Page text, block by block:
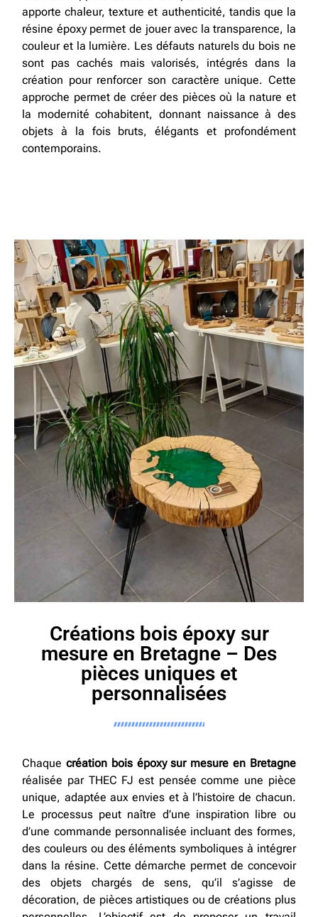
apporte chaleur, texture et authenticité, tandis que la
résine époxy permet de jouer avec la transparence, la
couleur et la lumière. Les défauts naturels du bois ne
sont pas cachés mais valorisés, intégrés dans la
création pour renforcer son caractère unique. Cette
approche permet de créer des pièces où la nature et
la modernité cohabitent, donnant naissance à des
objets à la fois bruts, élégants et profondément
contemporains.
Créations bois époxy sur
mesure en Bretagne – Des
pièces uniques et
personnalisées
Chaquecréation bois époxy sur mesure en Bretagne
réalisée par THEC FJ est pensée comme une pièce
unique, adaptée aux envies et à l’histoire de chacun.
Le processus peut naître d’une inspiration libre ou
d’une commande personnalisée incluant des formes,
des couleurs ou des éléments symboliques à intégrer
dans la résine. Cette démarche permet de concevoir
des objets chargés de sens, qu’il s’agisse de
décoration, de pièces artistiques ou de créations plus